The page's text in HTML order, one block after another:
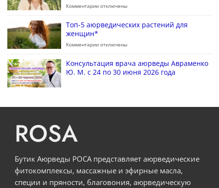
Комментарии отключены
Топ-5 аюрведических растений для
женщин*
Комментарии отключены
Консультация врача аюрведы Авраменко
Ю. М. с 24 по 30 июня 2026 года
ROSA
Бутик Аюрведы РОСА представляет аюрведические
фитокомплексы, массажные и эфирные масла,
специи и пряности, благовония, аюрведическую